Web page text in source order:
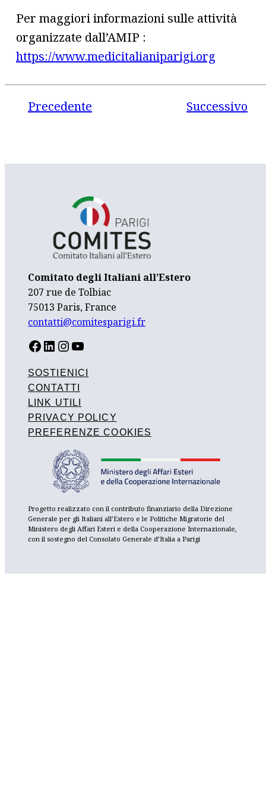
Per maggiori informazioni sulle attività
organizzate dall’AMIP :
https://www.medicitalianiparigi.org
Precedente Successivo
Comitato degli Italiani all’Estero
207 rue de Tolbiac
75013 Paris, France
contatti@comitesparigi.fr
FACEBOOK LINKEDIN INSTAGRAM YOUTUBE
SOSTIENICI
CONTATTI
LINK UTILI
PRIVACY POLICY
PREFERENZE COOKIES
Progetto realizzato con il contributo finanziario della Direzione
Generale per gli Italiani all’Estero e le Politiche Migratorie del
Ministero degli Affari Esteri e della Cooperazione Internazionale,
con il sostegno del Consolato Generale d’Italia a Parigi